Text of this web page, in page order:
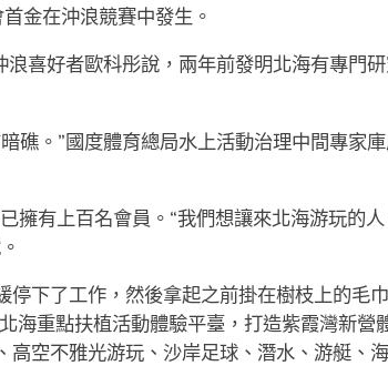
金在沖浪競賽中發生。
好者歐科彤說，兩年前發明北海有專門研
。”國度體育總局水上活動治理中間專家
有上百名會員。“我們想讓來北海游玩的人
停下了工作，然後拿起之前掛在樹枝上的毛
海重點扶植活動體驗平臺，打造紫霞灣新營
空不雅光游玩、沙岸足球、潛水、游艇、